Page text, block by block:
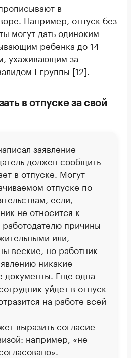
в
Например, отпуск без
могут дать одиноким
ребенка до 14
ухаживающим за
I группы [12]
в отпуске за свой
заявление
должен сообщить
в отпуске. Могут
отпуске по
если,
не относится к
работодателю причины
или,
веские, но работник
никакие
документы. Еще одна
уйдет в отпуск
на работе всей
выразить согласие
например, «не